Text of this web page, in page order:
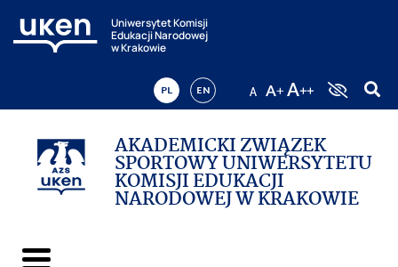
Uniwersytet Komisji
Edukacji Narodowej
w Krakowie
PL EN
AKADEMICKI ZWIĄZEK
SPORTOWY UNIWERSYTETU
KOMISJI EDUKACJI
NARODOWEJ W KRAKOWIE